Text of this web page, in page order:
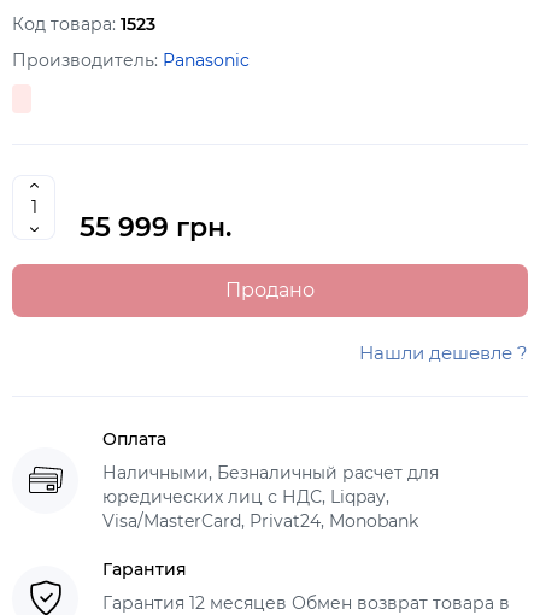
Код товара: 1523
Производитель: Panasonic
55 999 грн.
Продано
Нашли дешевле ?
Оплата
Наличными, Безналичный расчет для
юредических лиц с НДС, Liqpay,
Visa/MasterCard, Privat24, Monobank
Гарантия
Гарантия 12 месяцев Обмен возврат товара в